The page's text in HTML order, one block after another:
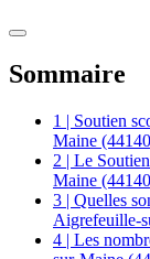
Sommaire
1 | Soutien
Maine
2 | Le
Maine
3 | Quelles
Aigrefeuille-
4 | Les